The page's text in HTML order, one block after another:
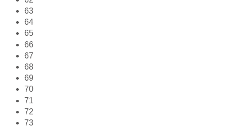
63
64
65
66
67
68
69
70
71
72
73